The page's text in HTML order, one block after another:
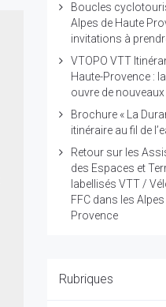
Boucles
Alpes de Haute
invitations à
VTOPO VTT
Haute-Provence :
ouvre de
Brochure « La
itinéraire au fil de
Retour sur les
des Espaces et
labellisés VTT /
FFC dans les
Provence
Rubriques